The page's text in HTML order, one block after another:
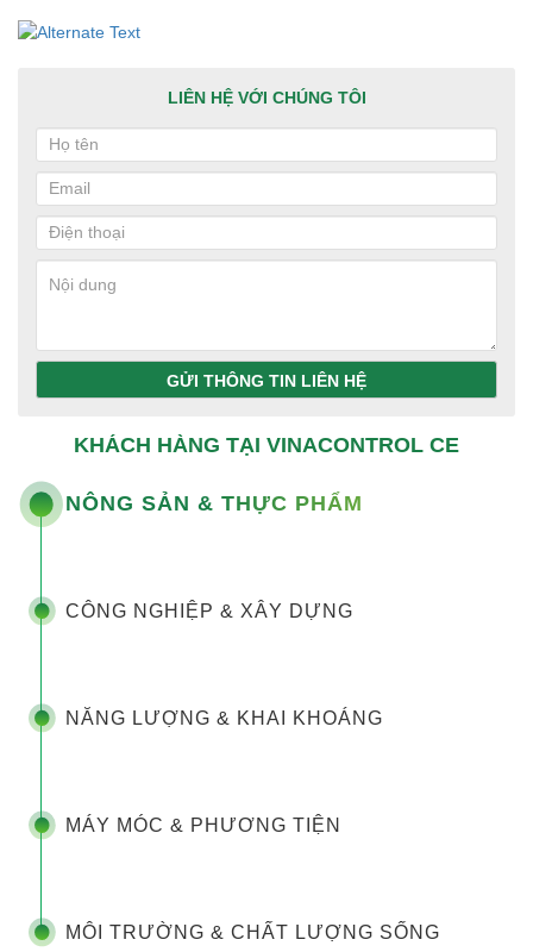
LIÊN HỆ VỚI CHÚNG TÔI
GỬI THÔNG TIN LIÊN HỆ
KHÁCH HÀNG TẠI VINACONTROL CE
NÔNG SẢN & THỰC PHẨM
CÔNG NGHIỆP & XÂY DỰNG
NĂNG LƯỢNG & KHAI KHOÁNG
MÁY MÓC & PHƯƠNG TIỆN
MÔI TRƯỜNG & CHẤT LƯỢNG SỐNG